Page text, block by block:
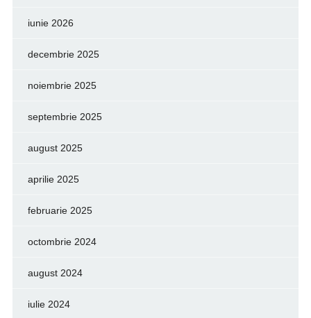
iunie 2026
decembrie 2025
noiembrie 2025
septembrie 2025
august 2025
aprilie 2025
februarie 2025
octombrie 2024
august 2024
iulie 2024